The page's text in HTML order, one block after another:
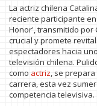
La actriz chilena
reciente participante
Honor', transmitido por
crucial y promete
espectadores hacia
televisión chilena.
como actriz, se
carrera, esta vez
competencia televisiva.